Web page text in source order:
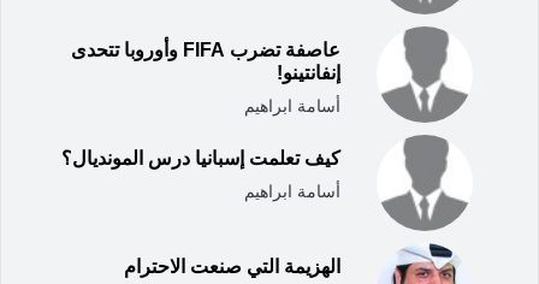
عاصفة تضرب FIFA وأوروبا تتحدى
إنفانتينو!
أسامة ابراهيم
كيف تعلمت إسبانيا درس المونديال؟
أسامة ابراهيم
الهزيمة التي صنعت الاحترام